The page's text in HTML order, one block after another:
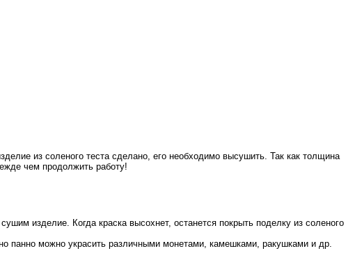
из соленого теста сделано, его необходимо высушить. Так как толщина
чем продолжить работу!
изделие. Когда краска высохнет, останется покрыть поделку из соленого
панно можно украсить различными монетами, камешками, ракушками и др.